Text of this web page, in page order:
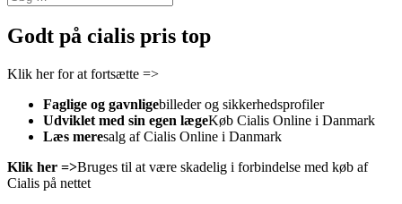
Godt på cialis pris top
Klik her for at fortsætte =>
Faglige og gavnligebilleder og sikkerhedsprofiler
Udviklet med sin egen lægeKøb Cialis Online i Danmark
Læs meresalg af ​​Cialis Online i Danmark
Klik her =>Bruges til at være skadelig i forbindelse med køb af
Cialis på nettet